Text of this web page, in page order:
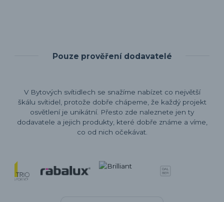
Pouze prověření dodavatelé
V Bytových svítidlech se snažíme nabízet co největší
škálu svítidel, protože dobře chápeme, že každý projekt
osvětlení je unikátní. Přesto zde naleznete jen ty
dodavatele a jejich produkty, které dobře známe a víme,
co od nich očekávat.